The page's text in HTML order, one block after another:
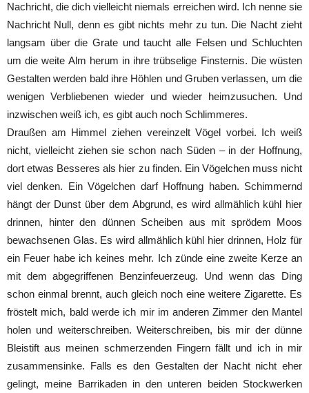
Nachricht, die dich vielleicht niemals erreichen wird. Ich nenne sie
Nachricht Null, denn es gibt nichts mehr zu tun. Die Nacht zieht
langsam über die Grate und taucht alle Felsen und Schluchten
um die weite Alm herum in ihre trübselige Finsternis. Die wüsten
Gestalten werden bald ihre Höhlen und Gruben verlassen, um die
wenigen Verbliebenen wieder und wieder heimzusuchen. Und
inzwischen weiß ich, es gibt auch noch Schlimmeres.
Draußen am Himmel ziehen vereinzelt Vögel vorbei. Ich weiß
nicht, vielleicht ziehen sie schon nach Süden – in der Hoffnung,
dort etwas Besseres als hier zu finden. Ein Vögelchen muss nicht
viel denken. Ein Vögelchen darf Hoffnung haben. Schimmernd
hängt der Dunst über dem Abgrund, es wird allmählich kühl hier
drinnen, hinter den dünnen Scheiben aus mit sprödem Moos
bewachsenen Glas. Es wird allmählich kühl hier drinnen, Holz für
ein Feuer habe ich keines mehr. Ich zünde eine zweite Kerze an
mit dem abgegriffenen Benzinfeuerzeug. Und wenn das Ding
schon einmal brennt, auch gleich noch eine weitere Zigarette. Es
fröstelt mich, bald werde ich mir im anderen Zimmer den Mantel
holen und weiterschreiben. Weiterschreiben, bis mir der dünne
Bleistift aus meinen schmerzenden Fingern fällt und ich in mir
zusammensinke. Falls es den Gestalten der Nacht nicht eher
gelingt, meine Barrikaden in den unteren beiden Stockwerken